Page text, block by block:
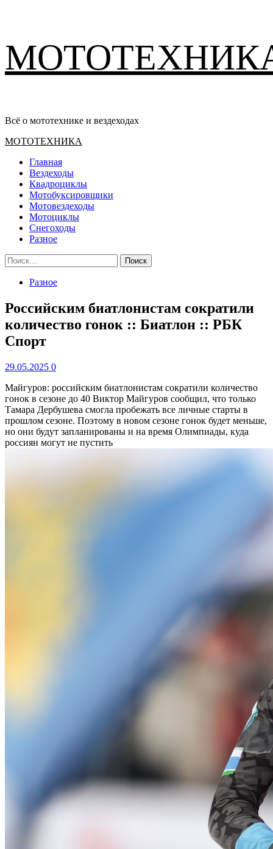
содержимому
Всё о мототехнике и вездеходах
Основное
МОТОТЕХНИКА
Главная
Вездеходы
Квадроциклы
Мотобуксировщики
Мотовездеходы
Мотоциклы
Снегоходы
Разное
Найти:
Разное
Российским биатлонистам сократили
количество гонок :: Биатлон :: РБК
Спорт
29.05.2025 0
Майгуров: российским биатлонистам сократили количество
гонок в сезоне до 40 Виктор Майгуров сообщил, что только
Тамара Дербушева смогла пробежать все личные старты в
прошлом сезоне. Поэтому в новом сезоне гонок будет меньше,
но они будут запланированы и на время Олимпиады, куда
россиян могут не пустить